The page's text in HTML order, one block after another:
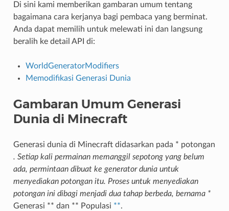
Di sini kami memberikan gambaran umum tentang
bagaimana cara kerjanya bagi pembaca yang berminat.
Anda dapat memilih untuk melewati ini dan langsung
beralih ke detail API di:
WorldGeneratorModifiers
Memodifikasi Generasi Dunia
Gambaran Umum Generasi
Dunia di Minecraft
Generasi dunia di Minecraft didasarkan pada * potongan
. Setiap kali permainan memanggil sepotong yang belum
ada, permintaan dibuat ke generator dunia untuk
menyediakan potongan itu. Proses untuk menyediakan
potongan ini dibagi menjadi dua tahap berbeda, bernama *
Generasi ** dan ** Populasi **.